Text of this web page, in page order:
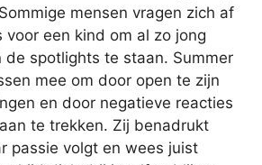
mensen vragen zich af
voor een kind om al zo jong
de spotlights te staan. Summer
mee om door open te zijn
en door negatieve reacties
te trekken. Zij benadrukt
passie volgt en wees juist